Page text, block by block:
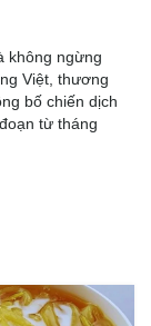
không ngừng
Việt, thương
bố chiến dịch
từ tháng